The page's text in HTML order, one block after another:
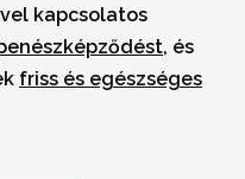
kapcsolatos
, és
friss és egészséges